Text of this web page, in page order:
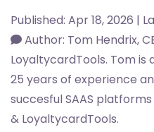
Published: Apr 18, 2026 |
Author: Tom Hendrix,
LoyaltycardTools. Tom
25 years of experience
succesful SAAS
& LoyaltycardTools.